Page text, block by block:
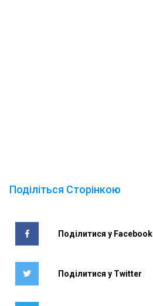
Поділіться Сторінкою
Поділитися у Facebook
Поділитися у Twitter